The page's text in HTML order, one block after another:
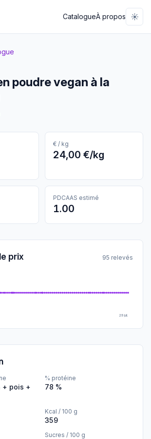
CatalogueÀ propos ☀️
poudre vegan à la
€ / kg
24,00 €/kg
PDCAAS estimé
1.00
prix 95 relevés
29 juil.
+ pois +
% protéine
78 %
Kcal / 100 g
359
Sucres / 100 g